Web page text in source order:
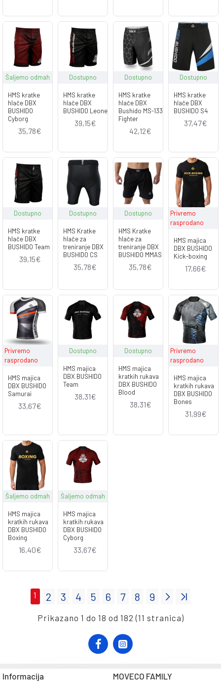
Šaljemo odmah
HMS kratke
hlače DBX
BUSHIDO
Cyborg
35,78€
Dostupno
HMS kratke
hlače DBX
BUSHIDO Leone
39,15€
Dostupno
HMS kratke
hlače DBX
Bushido MS-133
Fighter
42,12€
Dostupno
HMS kratke
hlače DBX
BUSHIDO S4
37,47€
Dostupno
HMS kratke
hlače DBX
BUSHIDO Team
39,15€
Dostupno
HMS Kratke
hlače za
treniranje DBX
BUSHIDO CS
35,78€
Dostupno
HMS Kratke
hlače za
treniranje DBX
BUSHIDO MMAS
35,78€
Privremo
rasprodano
HMS majica
DBX BUSHIDO
Kick-boxing
17,66€
Privremo
rasprodano
HMS majica
DBX BUSHIDO
Samurai
33,67€
Dostupno
HMS majica
DBX BUSHIDO
Team
38,31€
Dostupno
HMS majica
kratkih rukava
DBX BUSHIDO
Blood
38,31€
Privremo
rasprodano
HMS majica
kratkih rukava
DBX BUSHIDO
Bones
31,99€
Šaljemo odmah
HMS majica
kratkih rukava
DBX BUSHIDO
Boxing
16,40€
Šaljemo odmah
HMS majica
kratkih rukava
DBX BUSHIDO
Cyborg
33,67€
1 2 3 4 5 6 7 8 9
Prikazano 1 do 18 od 182 (11 stranica)
Informacija MOVECO FAMILY